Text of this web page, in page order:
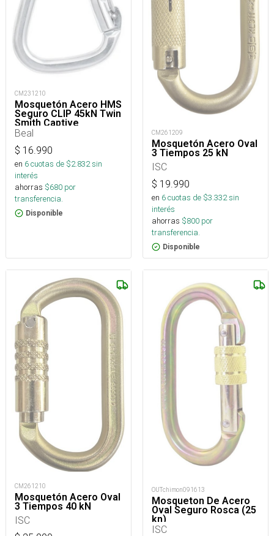
CM231210
Mosquetón Acero HMS
Seguro CLIP 45kN Twin
Smith Captive
Beal
$ 16.990
en 6cuotas de $2.832sin
interés
ahorras $680 por
transferencia.
Disponible
CM261209
Mosquetón Acero Oval
3 Tiempos 25 kN
ISC
$ 19.990
en 6cuotas de $3.332sin
interés
ahorras $800 por
transferencia.
Disponible
CM261210
Mosquetón Acero Oval
3 Tiempos 40 kN
ISC
OUTchimon091613
Mosqueton De Acero
Oval Seguro Rosca (25
kn)
ISC